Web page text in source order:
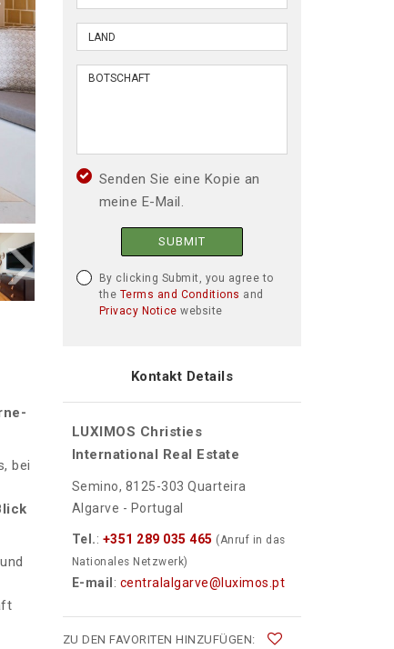
bei
Senden Sie eine Kopie an
meine E-Mail.
SUBMIT
By clicking Submit, you agree to
the Terms and Conditions and
Privacy Notice website
Kontakt Details
LUXIMOS Christies
International Real Estate
Semino, 8125-303 Quarteira
Algarve - Portugal
Tel.: +351 289 035 465 (Anruf in das
Nationales Netzwerk)
E-mail : centralalgarve@luximos.pt
ZU DEN FAVORITEN HINZUFÜGEN: